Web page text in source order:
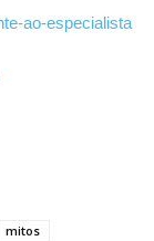
ao-especialista
mitos